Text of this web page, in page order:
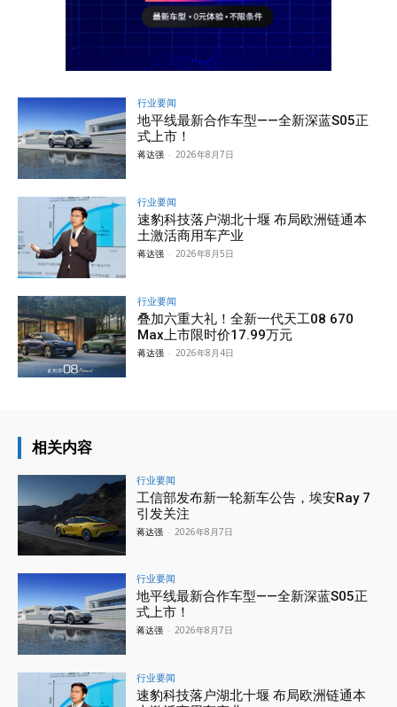
行业要闻
地平线最新合作车型——全新深蓝S05正
式上市！
蒋达强 - 2026年8月7日
行业要闻
速豹科技落户湖北十堰 布局欧洲链通本
土激活商用车产业
蒋达强 - 2026年8月5日
行业要闻
叠加六重大礼！全新一代天工08 670
Max上市限时价17.99万元
蒋达强 - 2026年8月4日
相关内容
行业要闻
工信部发布新一轮新车公告，埃安Ray 7
引发关注
蒋达强 - 2026年8月7日
行业要闻
地平线最新合作车型——全新深蓝S05正
式上市！
蒋达强 - 2026年8月7日
行业要闻
速豹科技落户湖北十堰 布局欧洲链通本